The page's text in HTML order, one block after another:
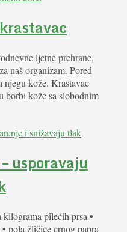
ljetne prehrane,
naš organizam. Pored
njegu kože. Krastavac
borbi kože sa slobodnim
usporavaju
kilograma pilećih prsa •
pola žličice crnog papra